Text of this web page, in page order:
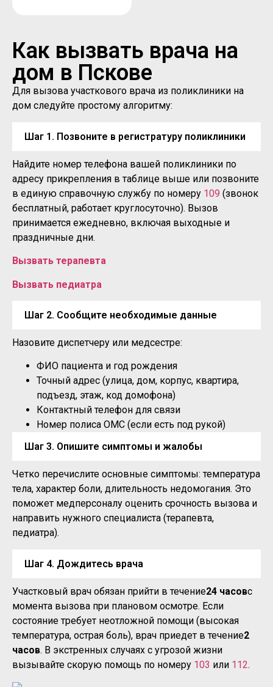
Как вызвать врача на
дом в Пскове
Для вызова участкового врача из поликлиники на
дом следуйте простому алгоритму:
Шаг 1. Позвоните в регистратуру поликлиники
Найдите номер телефона вашей поликлиники по
адресу прикрепления в таблице выше или позвоните
в единую справочную службу по номеру 109 (звонок
бесплатный, работает круглосуточно). Вызов
принимается ежедневно, включая выходные и
праздничные дни.
Вызвать терапевта
Вызвать педиатра
Шаг 2. Сообщите необходимые данные
Назовите диспетчеру или медсестре:
ФИО пациента и год рождения
Точный адрес (улица, дом, корпус, квартира,
подъезд, этаж, код домофона)
Контактный телефон для связи
Номер полиса ОМС (если есть под рукой)
Шаг 3. Опишите симптомы и жалобы
Четко перечислите основные симптомы: температура
тела, характер боли, длительность недомогания. Это
поможет медперсоналу оценить срочность вызова и
направить нужного специалиста (терапевта,
педиатра).
Шаг 4. Дождитесь врача
Участковый врач обязан прийти в течение24 часовс
момента вызова при плановом осмотре. Если
состояние требует неотложной помощи (высокая
температура, острая боль), врач приедет в течение2
часов. В экстренных случаях с угрозой жизни
вызывайте скорую помощь по номеру 103 или 112.